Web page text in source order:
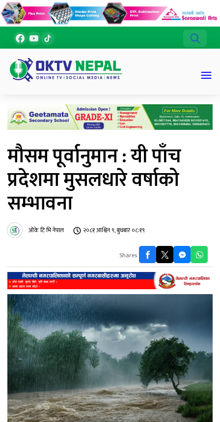
मौसम पूर्वानुमान : यी पाँच
प्रदेशमा मुसलधारे वर्षाको
सम्भावना
ओके टि भि नेपाल २०८१ आश्विन ९, बुधबार ०८:१९
Shares